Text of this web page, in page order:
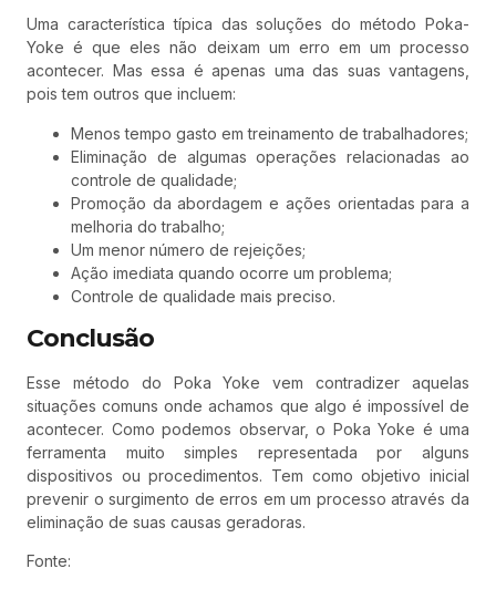
Uma característica típica das soluções do método Poka-
Yoke é que eles não deixam um erro em um processo
acontecer. Mas essa é apenas uma das suas vantagens,
pois tem outros que incluem:
Menos tempo gasto em treinamento de trabalhadores;
Eliminação de algumas operações relacionadas ao
controle de qualidade;
Promoção da abordagem e ações orientadas para a
melhoria do trabalho;
Um menor número de rejeições;
Ação imediata quando ocorre um problema;
Controle de qualidade mais preciso.
Conclusão
Esse método do Poka Yoke vem contradizer aquelas
situações comuns onde achamos que algo é impossível de
acontecer. Como podemos observar, o Poka Yoke é uma
ferramenta muito simples representada por alguns
dispositivos ou procedimentos. Tem como objetivo inicial
prevenir o surgimento de erros em um processo através da
eliminação de suas causas geradoras.
Fonte: